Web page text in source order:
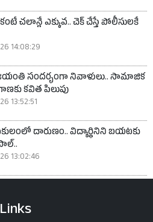
చలాన్లే ఎక్కువ.. చెక్ చేస్తే పోలీసులకే
14:08:29
సందర్భంగా నివాళులు.. సామాజిక
కవిత పిలుపు
13:52:51
దారుణం.. విద్యార్థినిని బయటకు
13:02:46
Links